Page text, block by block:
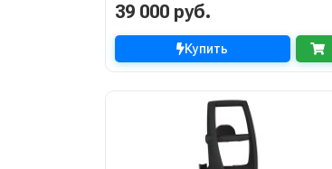
39 000 руб.
Купить